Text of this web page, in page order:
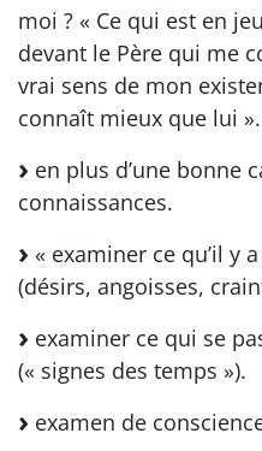
moi ? « Ce qui est en
devant le Père qui me
vrai sens de mon
connaît mieux que lui ».
en plus d’une bonne
connaissances.
« examiner ce qu’il y
(désirs, angoisses,
examiner ce qui se
(« signes des temps »).
examen de